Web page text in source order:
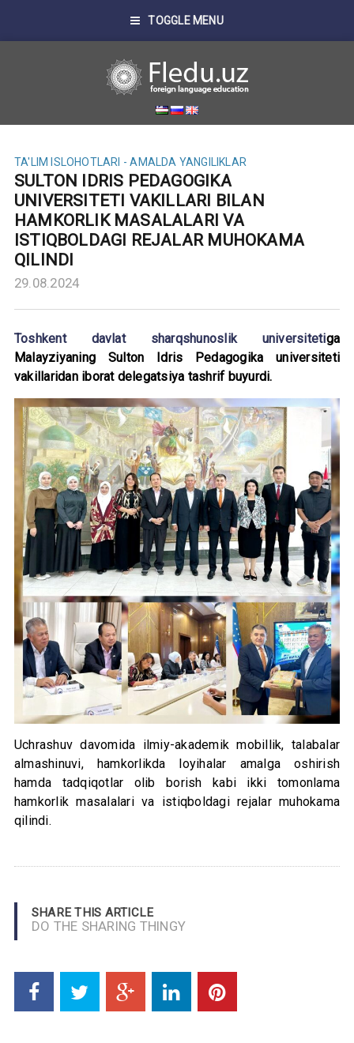
TOGGLE MENU
TA'LIM ISLOHOTLARI - AMALDA YANGILIKLAR
SULTON IDRIS PEDAGOGIKA
UNIVERSITETI VAKILLARI BILAN
HAMKORLIK MASALALARI VA
ISTIQBOLDAGI REJALAR MUHOKAMA
QILINDI
29.08.2024
Toshkent davlat sharqshunoslik universitetiga
Malayziyaning Sulton Idris Pedagogika universiteti
vakillaridan iborat delegatsiya tashrif buyurdi.
Uchrashuv davomida ilmiy-akademik mobillik, talabalar
almashinuvi, hamkorlikda loyihalar amalga oshirish
hamda tadqiqotlar olib borish kabi ikki tomonlama
hamkorlik masalalari va istiqboldagi rejalar muhokama
qilindi.
SHARE THIS ARTICLE
DO THE SHARING THINGY